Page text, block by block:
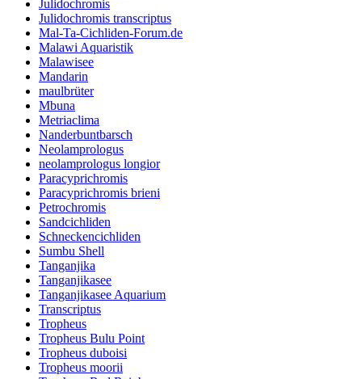
Julidochromis
Julidochromis transcriptus
Mal-Ta-Cichliden-Forum.de
Malawi Aquaristik
Malawisee
Mandarin
maulbrüter
Mbuna
Metriaclima
Nanderbuntbarsch
Neolamprologus
neolamprologus longior
Paracyprichromis
Paracyprichromis brieni
Petrochromis
Sandcichliden
Schneckencichliden
Sumbu Shell
Tanganjika
Tanganjikasee
Tanganjikasee Aquarium
Transcriptus
Tropheus
Tropheus Bulu Point
Tropheus duboisi
Tropheus moorii